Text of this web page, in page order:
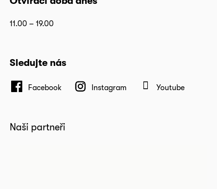
11.00 – 19.00
Sledujte nás
Facebook Instagram Youtube
Naši partneři